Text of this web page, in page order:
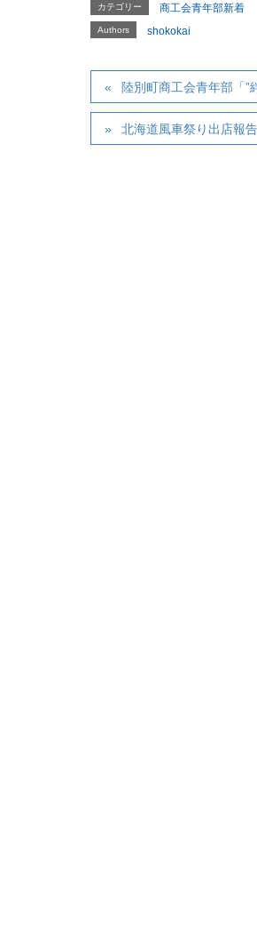
カテゴリー 商工会青年部新着
Authors shokokai
陸別町商工会青年部「”
北海道風車祭り出店報告